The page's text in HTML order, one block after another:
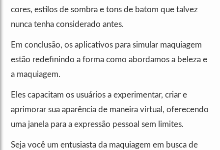
cores, estilos de sombra e tons de batom que talvez
nunca tenha considerado antes.
Em conclusão, os aplicativos para simular maquiagem
estão redefinindo a forma como abordamos a beleza e
a maquiagem.
Eles capacitam os usuários a experimentar, criar e
aprimorar sua aparência de maneira virtual, oferecendo
uma janela para a expressão pessoal sem limites.
Seja você um entusiasta da maquiagem em busca de